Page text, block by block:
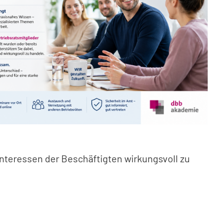
der Beschäftigten wirkungsvoll zu